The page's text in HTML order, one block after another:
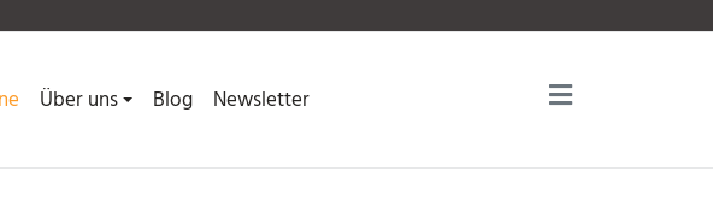
Über uns Blog Newsletter